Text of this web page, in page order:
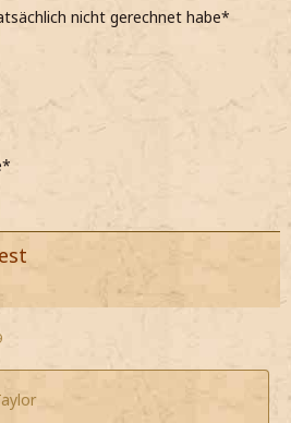
nicht gerechnet habe*